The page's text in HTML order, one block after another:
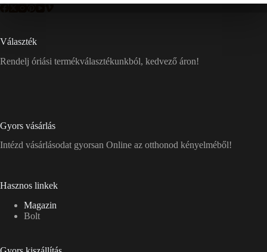
Választék
Rendelj óriási termékválasztékunkból, kedvező áron!
Gyors vásárlás
Intézd vásárlásodat gyorsan Online az otthonod kényelméből!
Hasznos linkek
Magazin
Bolt